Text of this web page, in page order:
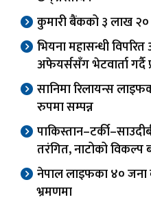
कुमारी बैंकको ३ लाख २०
भियना महासन्धी
अफेयर्ससँग भेटवार्ता गर्दै
सानिमा रिलायन्स
रुपमा सम्पन्न
तरंगित, नाटोको
नेपाल लाइफका ४० जना
भ्रमणमा